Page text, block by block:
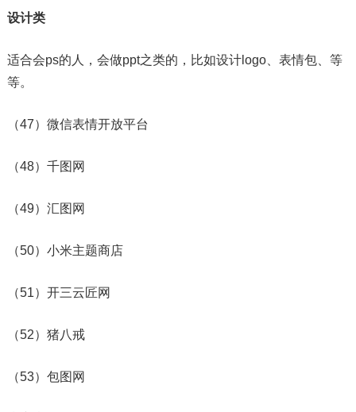
设计类
适合会ps的人，会做ppt之类的，比如设计logo、表情包、等
等。
（47）微信表情开放平台
（48）千图网
（49）汇图网
（50）小米主题商店
（51）开三云匠网
（52）猪八戒
（53）包图网